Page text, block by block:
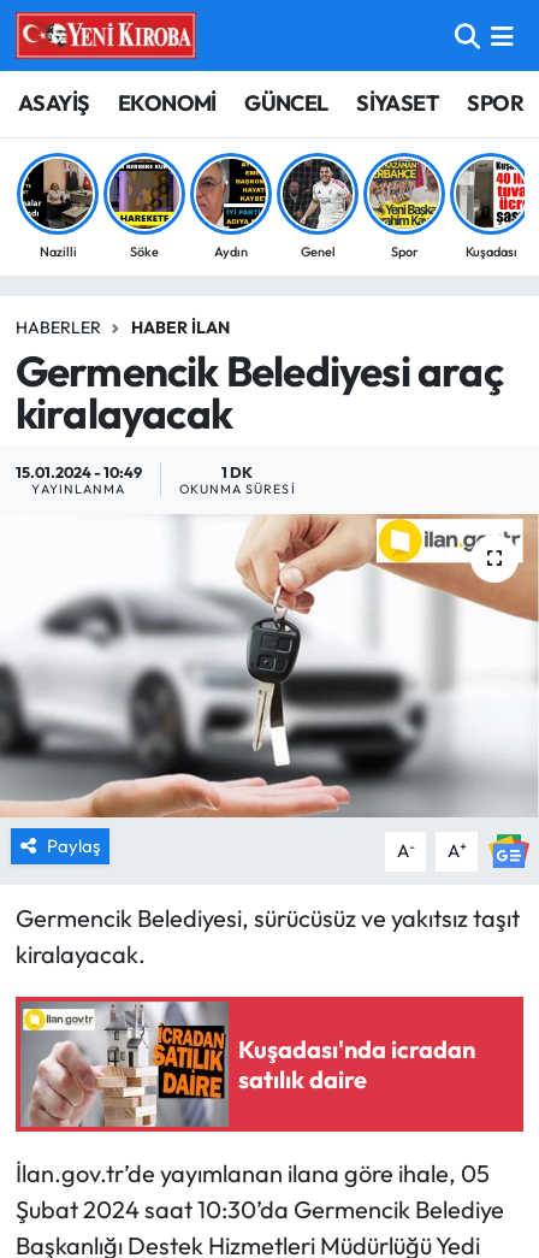
ASAYİŞ EKONOMİ GÜNCEL SİYASET SPOR
Nazilli Söke Aydın Genel Spor Kuşadası
HABERLER HABER İLAN
Germencik Belediyesi araç
kiralayacak
15.01.2024 - 10:49
YAYINLANMA
1 DK
OKUNMA SÜRESI
Paylaş A- A+
Germencik Belediyesi, sürücüsüz ve yakıtsız taşıt
kiralayacak.
Kuşadası'nda icradan
satılık daire
İlan.gov.tr’de yayımlanan ilana göre ihale, 05
Şubat 2024 saat 10:30’da Germencik Belediye
Başkanlığı Destek Hizmetleri Müdürlüğü Yedi
ASAYİŞ
BİLİM-TEKNOLOJİ
ÇEVRE
EĞİTİM
EKONOMİ
SAĞLIK
SİYASET
SPOR
TARIM
YAŞAM
RESMİ İLANLAR
HABER İLAN
Aydın Nöbetçi Eczaneler
Aydın Hava Durumu
Aydin Namaz Vakitleri
Süper Lig Puan Durumu ve Fikstür
Tüm Manşetler
Son Dakika Haberleri
Haber Arşivi